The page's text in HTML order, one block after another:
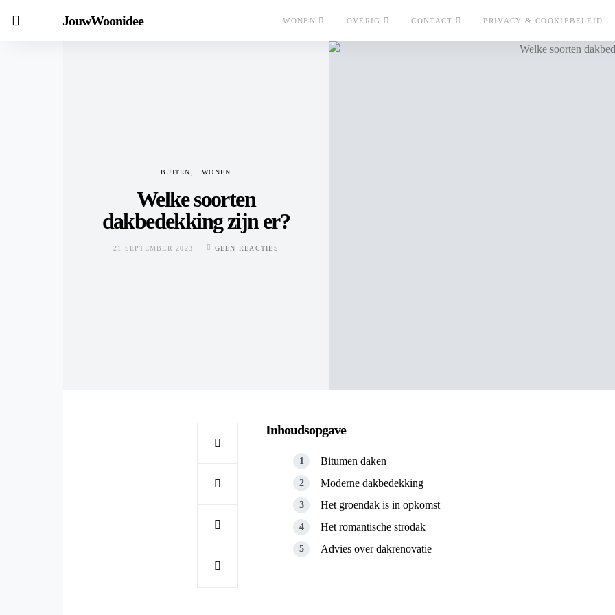
JouwWoonidee WONEN OVERIG CONTACT PRIVACY & COOKIEBELEID
BUITEN WONEN
Welke soorten
dakbedekking zijn er?
21 SEPTEMBER 2023 GEEN REACTIES
Inhoudsopgave
Bitumen daken
Moderne dakbedekking
Het groendak is in opkomst
Het romantische strodak
Advies over dakrenovatie